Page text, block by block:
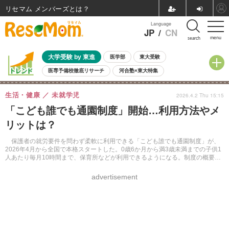
menu
Language
JP / CN search
大学受験 by 東進 医学部 東大受験
医専予備校徹底リサーチ 河合塾×東大特集
親子で考える大学選び 高校受験 中学受験 小学校受験
共通テスト 夏休み
8月開催イベント・WS 全国公立高校 過去問 人気記事
自由研究教材（小学生向け）
「こども誰でも通園制度」開始…利用方法やメ
リットは？
保護者の就労要件を問わず柔軟に利用できる「こども誰でも通園制度」が、
2026年4月から全国で本格スタートした。0歳6か月から満3歳未満までの子供1
人あたり毎月10時間まで、保育所などが利用できるようになる。制度の概要や
生活・健康 未就学児
advertisement
2026.4.2 Thu 15:15
リセマム メンバーズ